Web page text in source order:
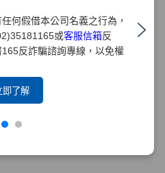
何假借本公司名義之行為，
或客服信箱反
反詐騙諮詢專線，以免權
即了解
限公司
北路二段